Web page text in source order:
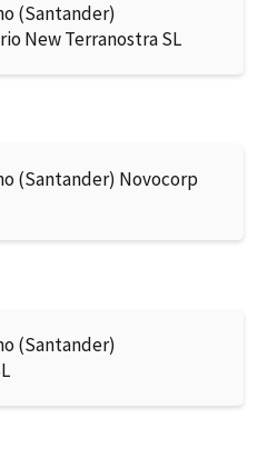
(Santander)
New Terranostra SL
(Santander) Novocorp
(Santander)